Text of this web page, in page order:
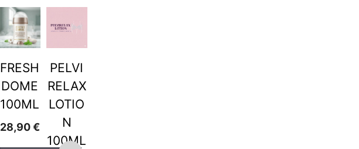
FRESH
DOME
100ML
28,90€
PELVI
RELAX
LOTIO
N
100ML